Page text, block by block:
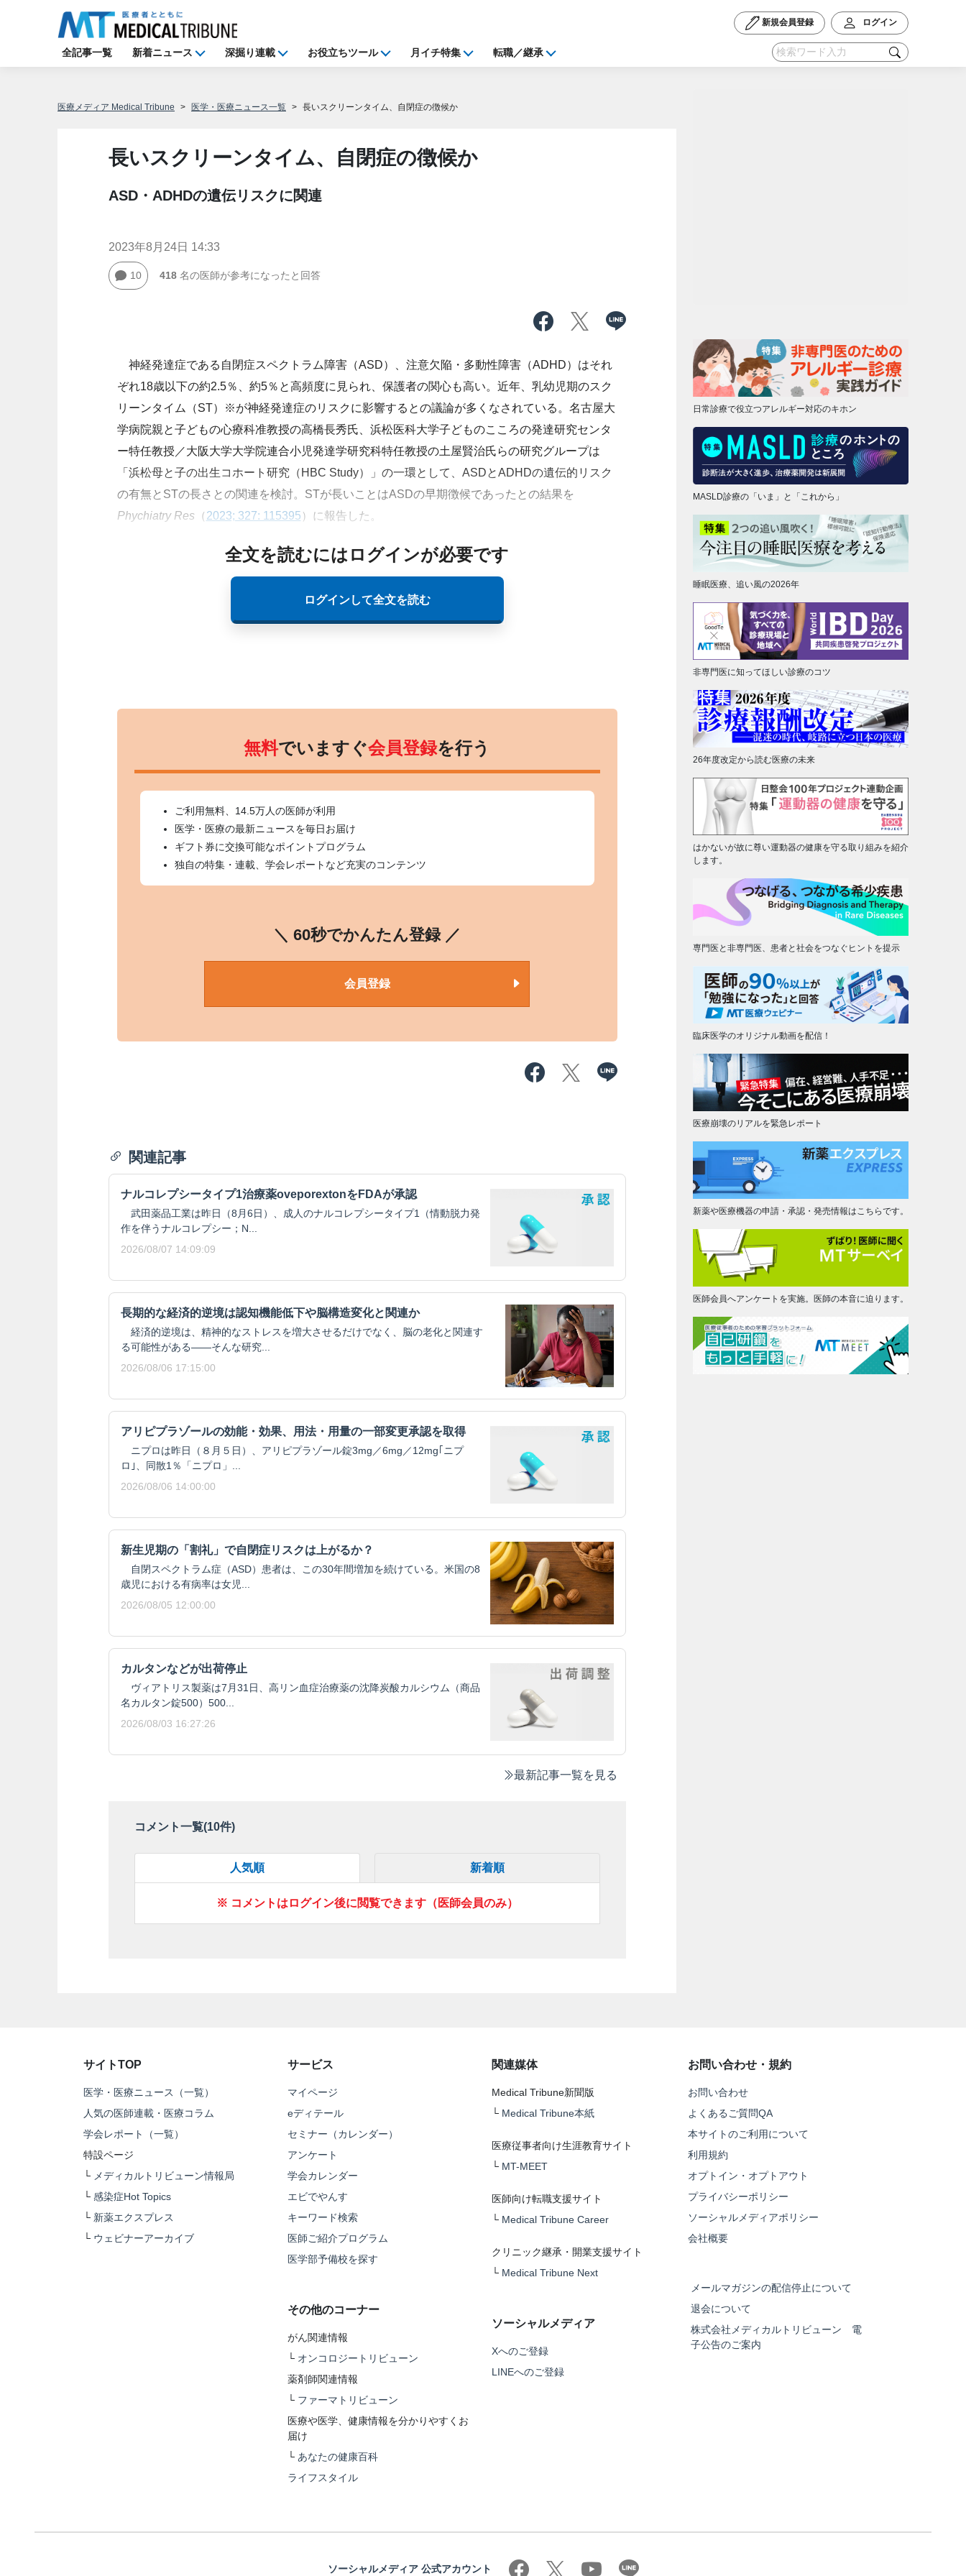
新規会員登録 ログイン
全記事一覧 新着ニュース 深掘り連載 お役立ちツール 月イチ特集 転職／継承
医療メディア Medical Tribune 医学・医療ニュース一覧 長いスクリーンタイム、自閉症の徴候か
長いスクリーンタイム、自閉症の徴候か
ASD・ADHDの遺伝リスクに関連
2023年8月24日 14:33
10 418名の医師が参考になったと回答
神経発達症である自閉症スペクトラム障害（ASD）、注意欠陥・多動性障害（ADHD）はそれ
ぞれ18歳以下の約2.5％、約5％と高頻度に見られ、保護者の関心も高い。近年、乳幼児期のスク
リーンタイム（ST）※が神経発達症のリスクに影響するとの議論が多くなされている。名古屋大
学病院親と子どもの心療科准教授の高橋長秀氏、浜松医科大学子どものこころの発達研究センタ
ー特任教授／大阪大学大学院連合小児発達学研究科特任教授の土屋賢治氏らの研究グループは
「浜松母と子の出生コホート研究（HBC Study）」の一環として、ASDとADHDの遺伝的リスク
の有無とSTの長さとの関連を検討。STが長いことはASDの早期徴候であったとの結果を
Phychiatry Res（ 2023; 327: 115395 ）に報告した。
全文を読むにはログインが必要です
ログインして全文を読む
無料でいますぐ会員登録を行う
ご利用無料、14.5万人の医師が利用
医学・医療の最新ニュースを毎日お届け
ギフト券に交換可能なポイントプログラム
独自の特集・連載、学会レポートなど充実のコンテンツ
＼ 60秒でかんたん登録 ／
会員登録
関連記事
ナルコレプシータイプ1治療薬oveporextonをFDAが承認
武田薬品工業は昨日（8月6日）、成人のナルコレプシータイプ1（情動脱力発
作を伴うナルコレプシー；N...
2026/08/07 14:09:09
長期的な経済的逆境は認知機能低下や脳構造変化と関連か
経済的逆境は、精神的なストレスを増大させるだけでなく、脳の老化と関連す
る可能性がある——そんな研究...
2026/08/06 17:15:00
アリピプラゾールの効能・効果、用法・用量の一部変更承認を取得
ニプロは昨日（８月５日）、アリピプラゾール錠3mg／6mg／12mg｢ニプ
ロ｣、同散1％「ニプロ」...
2026/08/06 14:00:00
新生児期の「割礼」で自閉症リスクは上がるか？
自閉スペクトラム症（ASD）患者は、この30年間増加を続けている。米国の8
歳児における有病率は女児...
2026/08/05 12:00:00
カルタンなどが出荷停止
ヴィアトリス製薬は7月31日、高リン血症治療薬の沈降炭酸カルシウム（商品
名カルタン錠500）500...
2026/08/03 16:27:26
最新記事一覧を見る
コメント一覧(10件)
人気順 新着順
※ コメントはログイン後に閲覧できます（医師会員のみ）
日常診療で役立つアレルギー対応のキホン
MASLD診療の「いま」と「これから」
睡眠医療、追い風の2026年
非専門医に知ってほしい診療のコツ
26年度改定から読む医療の未来
はかないが故に尊い運動器の健康を守る取り組みを紹介
します。
専門医と非専門医、患者と社会をつなぐヒントを提示
臨床医学のオリジナル動画を配信！
医療崩壊のリアルを緊急レポート
新薬や医療機器の申請・承認・発売情報はこちらです。
医師会員へアンケートを実施。医師の本音に迫ります。
サイトTOP
医学・医療ニュース（一覧）
人気の医師連載・医療コラム
学会レポート（一覧）
特設ページ
└ メディカルトリビューン情報局
└ 感染症Hot Topics
└ 新薬エクスプレス
└ ウェビナーアーカイブ
サービス
マイページ
eディテール
セミナー（カレンダー）
アンケート
学会カレンダー
エビでやんす
キーワード検索
医師ご紹介プログラム
医学部予備校を探す
その他のコーナー
がん関連情報
└ オンコロジートリビューン
薬剤師関連情報
└ ファーマトリビューン
医療や医学、健康情報を分かりやすくお
届け
└ あなたの健康百科
ライフスタイル
関連媒体
Medical Tribune新聞版
└ Medical Tribune本紙
医療従事者向け生涯教育サイト
└ MT-MEET
医師向け転職支援サイト
└ Medical Tribune Career
クリニック継承・開業支援サイト
└ Medical Tribune Next
ソーシャルメディア
Xへのご登録
LINEへのご登録
お問い合わせ・規約
お問い合わせ
よくあるご質問QA
本サイトのご利用について
利用規約
オプトイン・オプトアウト
プライバシーポリシー
ソーシャルメディアポリシー
会社概要
メールマガジンの配信停止について
退会について
株式会社メディカルトリビューン 電
子公告のご案内
ソーシャルメディア 公式アカウント